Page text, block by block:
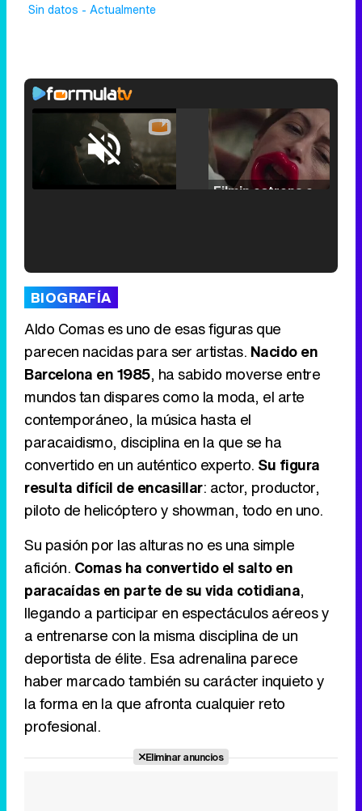
Sin datos - Actualmente
Unmute /
Loaded
25.30%
Tráiler de '33 días', la nueva serie de Atresplayer con Julián Villagrán y José Manuel Poga
Tráiler en catalán de 'Ravalear', la nueva serie de HBO Max sobre los fondos buitre
BIOGRAFÍA
Aldo Comas es uno de esas figuras que
parecen nacidas para ser artistas. Nacido en
Barcelona en 1985, ha sabido moverse entre
mundos tan dispares como la moda, el arte
contemporáneo, la música hasta el
paracaidismo, disciplina en la que se ha
convertido en un auténtico experto. Su figura
resulta difícil de encasillar: actor, productor,
piloto de helicóptero y showman, todo en uno.
Su pasión por las alturas no es una simple
afición. Comas ha convertido el salto en
paracaídas en parte de su vida cotidiana,
llegando a participar en espectáculos aéreos y
a entrenarse con la misma disciplina de un
deportista de élite. Esa adrenalina parece
haber marcado también su carácter inquieto y
la forma en la que afronta cualquier reto
profesional.
Eliminar anuncios